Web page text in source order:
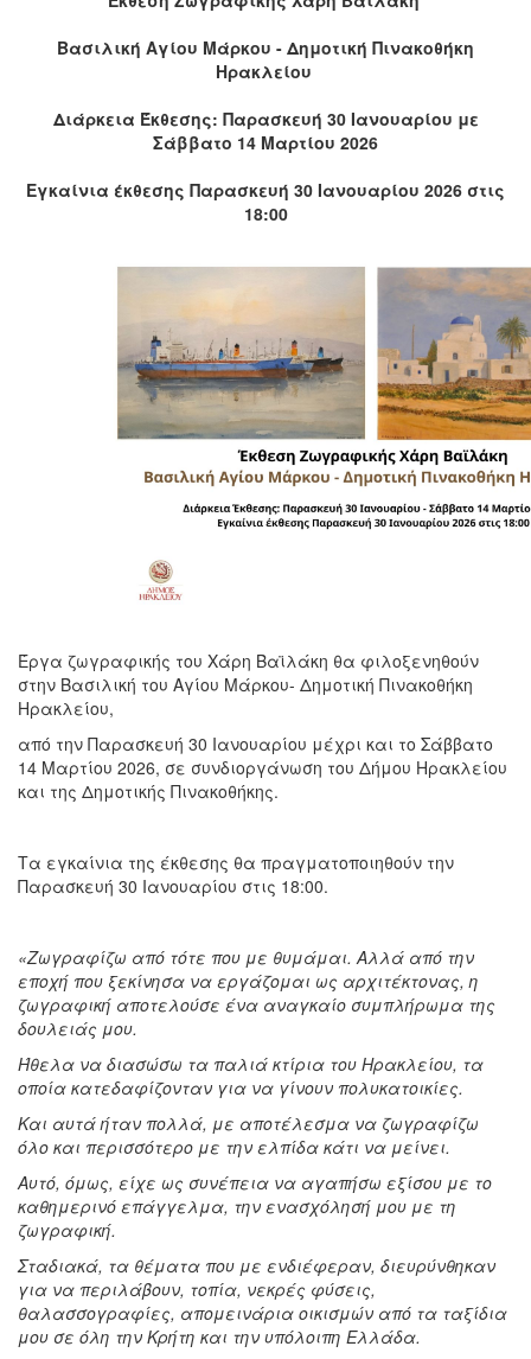
ΑΝΘΕΚΤΙΚΗ
Βασιλική Αγίου Μάρκου - Δημοτική Πινακοθήκη
Ηρακλείου
Διάρκεια Έκθεσης: Παρασκευή 30 Ιανουαρίου με
Σάββατο 14 Μαρτίου 2026
Εγκαίνια έκθεσης Παρασκευή 30 Ιανουαρίου 2026 στις
18:00
Έργα ζωγραφικής του Χάρη Βαϊλάκη θα φιλοξενηθούν
στην Βασιλική του Αγίου Μάρκου- Δημοτική Πινακοθήκη
Ηρακλείου,
από την Παρασκευή 30 Ιανουαρίου μέχρι και το Σάββατο
14 Μαρτίου 2026, σε συνδιοργάνωση του Δήμου Ηρακλείου
και της Δημοτικής Πινακοθήκης.
Τα εγκαίνια της έκθεσης θα πραγματοποιηθούν την
Παρασκευή 30 Ιανουαρίου στις 18:00.
«Ζωγραφίζω από τότε που με θυμάμαι. Αλλά από την
εποχή που ξεκίνησα να εργάζομαι ως αρχιτέκτονας, η
ζωγραφική αποτελούσε ένα αναγκαίο συμπλήρωμα της
δουλειάς μου.
Ήθελα να διασώσω τα παλιά κτίρια του Ηρακλείου, τα
οποία κατεδαφίζονταν για να γίνουν πολυκατοικίες.
Και αυτά ήταν πολλά, με αποτέλεσμα να ζωγραφίζω
όλο και περισσότερο με την ελπίδα κάτι να μείνει.
Αυτό, όμως, είχε ως συνέπεια να αγαπήσω εξίσου με το
καθημερινό επάγγελμα, την ενασχόλησή μου με τη
ζωγραφική.
Σταδιακά, τα θέματα που με ενδιέφεραν, διευρύνθηκαν
για να περιλάβουν, τοπία, νεκρές φύσεις,
θαλασσογραφίες, απομεινάρια οικισμών από τα ταξίδια
μου σε όλη την Κρήτη και την υπόλοιπη Ελλάδα.